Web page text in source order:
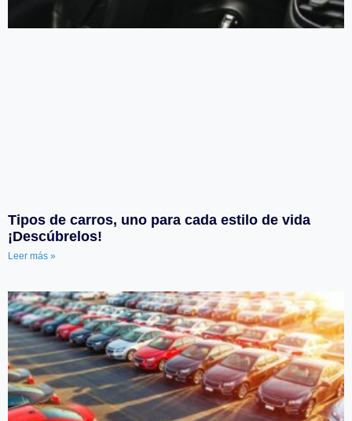
Tipos de carros, uno para cada estilo de vida
¡Descúbrelos!
Leer más »